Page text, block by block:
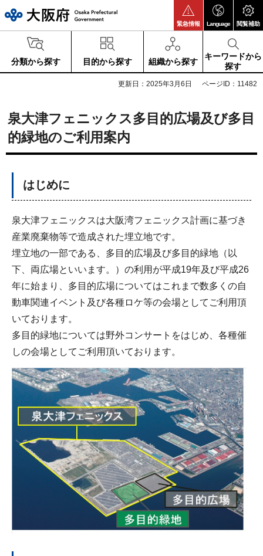
緊急情報 Language 閲覧補助
分類から探す 目的から探す 組織から探す
キーワードから
探す
更新日：2025年3月6日 ページID：11482
泉大津フェニックス多目的広場及び多目
的緑地のご利用案内
はじめに
泉大津フェニックスは大阪湾フェニックス計画に基づき
産業廃棄物等で造成された埋立地です。
埋立地の一部である、多目的広場及び多目的緑地（以
下、両広場といいます。）の利用が平成19年及び平成26
年に始まり、多目的広場についてはこれまで数多くの自
動車関連イベント及び各種ロケ等の会場としてご利用頂
いております。
多目的緑地については野外コンサートをはじめ、各種催
しの会場としてご利用頂いております。